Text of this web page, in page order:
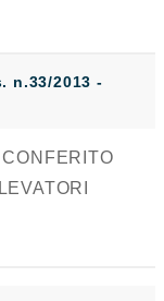
n.33/2013 -